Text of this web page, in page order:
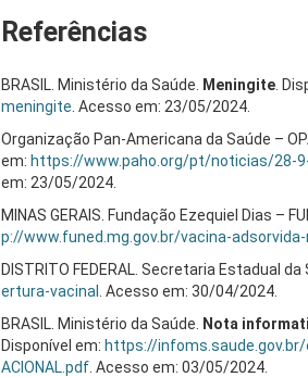
Referências
BRASIL. Ministério da Saúde. Meningite .
meningite . Acesso em: 23/05/2024.
Organização Pan-Americana da Saúde –
em: https://www.paho.org/pt/noticias/28-
em: 23/05/2024.
MINAS GERAIS. Fundação Ezequiel Dias –
p://www.funed.mg.gov.br/vacina-
DISTRITO FEDERAL. Secretaria Estadual da
ertura-vacinal
. Acesso em: 30/04/2024.
BRASIL. Ministério da Saúde.
Nota
Disponível em: https://infoms.saude.gov.br/
ACIONAL.pdf . Acesso em: 03/05/2024.